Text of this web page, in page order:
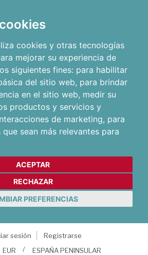
cookies y otras tecnologías
mejorar su experiencia de
siguientes fines: para habilitar
del sitio web, para brindar
en el sitio web, medir su
productos y servicios y
de marketing, para
sean más relevantes para
ACEPTAR
RECHAZAR
PREFERENCIAS
sesión
Registrarse
EUR ESPAÑA PENINSULAR